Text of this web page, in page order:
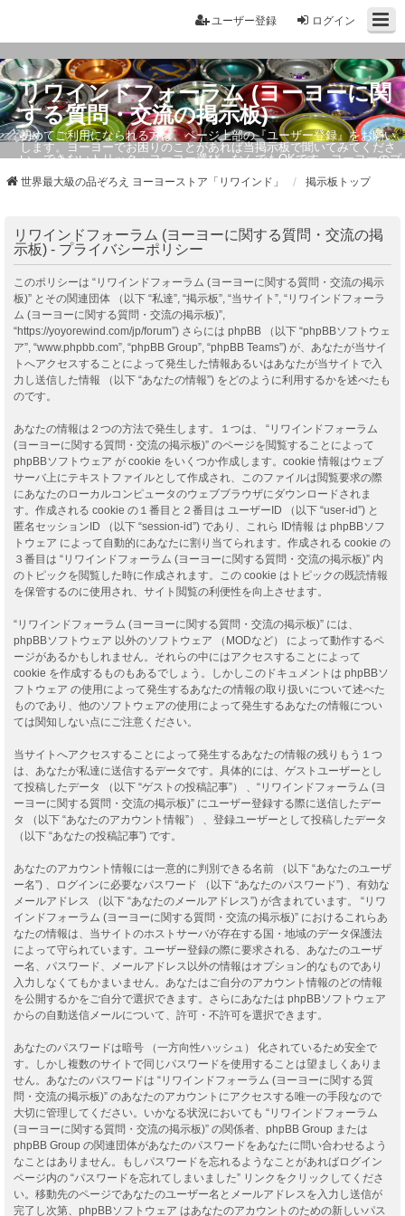
ログイン
ユーザー登録
リワインドフォーラム (ヨーヨーに関
する質問・交流の掲示板)
初めてご利用になられる方は、ページ上部の『ユーザー登録』をお願い
します。ヨーヨーでお困りのことがあれば当掲示板で聞いてみてくださ
い。できないトリック・ヨーヨー選び、なんでもOKです。ヨーヨーのプ
世界最大級の品ぞろえ ヨーヨーストア「リワインド」 掲示板トップ
リワインドフォーラム (ヨーヨーに関する質問・交流の掲
示板) - プライバシーポリシー
このポリシーは “リワインドフォーラム (ヨーヨーに関する質問・交流の掲示
板)” とその関連団体 （以下 “私達”, “掲示板”, “当サイト”, “リワインドフォーラ
ム (ヨーヨーに関する質問・交流の掲示板)”,
“https://yoyorewind.com/jp/forum”) さらには phpBB （以下 “phpBBソフトウェ
ア”, “www.phpbb.com”, “phpBB Group”, “phpBB Teams”) が、あなたが当サイ
トへアクセスすることによって発生した情報あるいはあなたが当サイトで入
力し送信した情報 （以下 “あなたの情報”) をどのように利用するかを述べたも
のです。
あなたの情報は２つの方法で発生します。１つは、 “リワインドフォーラム
(ヨーヨーに関する質問・交流の掲示板)” のページを閲覧することによって
phpBBソフトウェア が cookie をいくつか作成します。cookie 情報はウェブ
サーバ上にテキストファイルとして作成され、このファイルは閲覧要求の際
にあなたのローカルコンピュータのウェブブラウザにダウンロードされま
す。作成される cookie の１番目と２番目は ユーザーID （以下 “user-id”) と
匿名セッションID （以下 “session-id”) であり、これら ID情報 は phpBBソフ
トウェア によって自動的にあなたに割り当てられます。作成される cookie の
３番目は “リワインドフォーラム (ヨーヨーに関する質問・交流の掲示板)” 内
のトピックを閲覧した時に作成されます。この cookie はトピックの既読情報
を保管するのに使用され、サイト閲覧の利便性を向上させます。
“リワインドフォーラム (ヨーヨーに関する質問・交流の掲示板)” には、
phpBBソフトウェア 以外のソフトウェア （MODなど） によって動作するペ
ージがあるかもしれません。それらの中にはアクセスすることによって
cookie を作成するものもあるでしょう。しかしこのドキュメントは phpBBソ
フトウェア の使用によって発生するあなたの情報の取り扱いについて述べた
ものであり、他のソフトウェアの使用によって発生するあなたの情報につい
ては関知しない点にご注意ください。
当サイトへアクセスすることによって発生するあなたの情報の残りもう１つ
は、あなたが私達に送信するデータです。具体的には、ゲストユーザーとし
て投稿したデータ （以下 “ゲストの投稿記事”） 、“リワインドフォーラム (ヨ
ーヨーに関する質問・交流の掲示板)” にユーザー登録する際に送信したデー
タ （以下 “あなたのアカウント情報”） 、登録ユーザーとして投稿したデータ
（以下 “あなたの投稿記事”) です。
あなたのアカウント情報には一意的に判別できる名前 （以下 “あなたのユーザ
ー名”) 、ログインに必要なパスワード （以下 “あなたのパスワード”) 、有効な
メールアドレス （以下 “あなたのメールアドレス”) が含まれています。 “リワ
インドフォーラム (ヨーヨーに関する質問・交流の掲示板)” におけるこれらあ
なたの情報は、当サイトのホストサーバが存在する国・地域のデータ保護法
によって守られています。ユーザー登録の際に要求される、あなたのユーザ
ー名、パスワード、メールアドレス以外の情報はオプション的なものであり
入力しなくてもかまいません。あなたはご自分のアカウント情報のどの情報
を公開するかをご自分で選択できます。さらにあなたは phpBBソフトウェア
からの自動送信メールについて、許可・不許可を選択できます。
あなたのパスワードは暗号 （一方向性ハッシュ） 化されているため安全で
す。しかし複数のサイトで同じパスワードを使用することは望ましくありま
せん。あなたのパスワードは “リワインドフォーラム (ヨーヨーに関する質
問・交流の掲示板)” のあなたのアカウントにアクセスする唯一の手段なので
大切に管理してください。いかなる状況においても “リワインドフォーラム
(ヨーヨーに関する質問・交流の掲示板)” の関係者、phpBB Group または
phpBB Group の関連団体があなたのパスワードをあなたに問い合わせるよう
なことはありません。もしパスワードを忘れるようなことがあればログイン
ページ内の “パスワードを忘れてしまいました” リンクをクリックしてくださ
い。移動先のページであなたのユーザー名とメールアドレスを入力し送信が
完了し次第、phpBBソフトウェア はあなたのアカウントのための新しいパス